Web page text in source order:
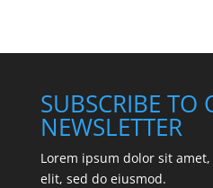
SUBSCRIBE TO
NEWSLETTER
Lorem ipsum dolor sit
elit, sed do eiusmod.